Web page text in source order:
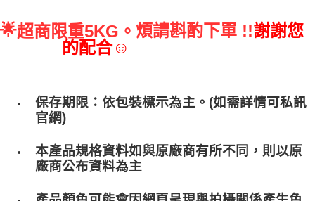
🌟超商限重5KG。 煩請斟酌下單 !!謝謝您
的配合☺
保存期限：依包裝標示為主。(如需詳情可私訊
官網)
本產品規格資料如與原廠商有所不同，則以原
廠商公布資料為主